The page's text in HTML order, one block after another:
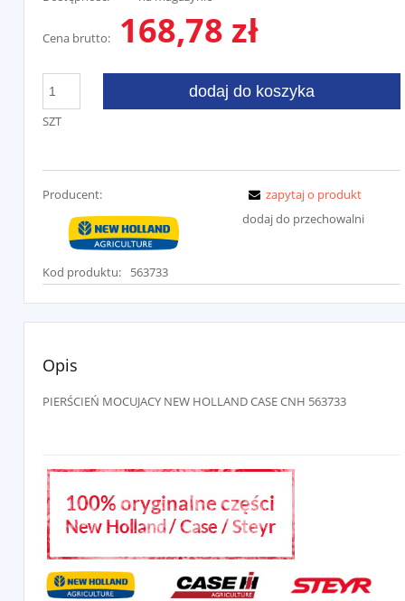
Cena brutto: 168,78 zł
SZT
dodaj do koszyka
Producent:
Kod produktu: 563733
zapytaj o produkt
dodaj do przechowalni
Opis
PIERŚCIEŃ MOCUJACY NEW HOLLAND CASE CNH 563733